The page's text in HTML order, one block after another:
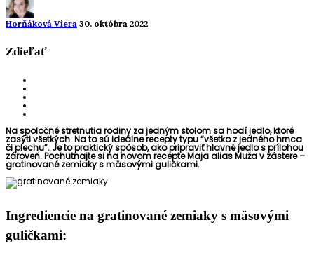
Horňáková Viera 30. októbra 2022
Zdieľať
Na spoločné stretnutia rodiny za jedným stolom sa hodí jedlo, ktoré
zasýti všetkých. Na to sú ideálne recepty typu “všetko z jedného hrnca
či plechu”. Je to praktický spôsob, ako pripraviť hlavné jedlo s prílohou
zároveň. Pochutnajte si na novom recepte Maja alias Muža v zástere –
gratinované zemiaky s mäsovými guličkami.
Ingrediencie na gratinované zemiaky s mäsovými
guličkami: